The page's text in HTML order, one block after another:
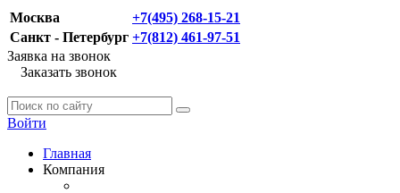
Москва
+7(495) 268-15-21
Санкт - Петербург +7(812) 461-97-51
Заявка на звонок
Заказать звонок
Войти
Главная
Компания